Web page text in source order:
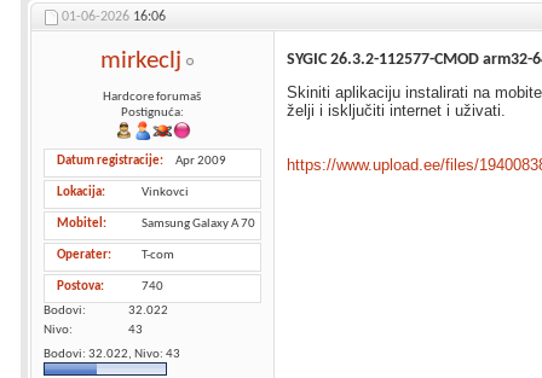
01-06-2026 16:06
mirkeclj
Hardcore forumaš
Postignuća:
Datum registracije Apr 2009
Lokacija Vinkovci
Mobitel Samsung Galaxy A 70
Operater T-com
Postova
740
Bodovi
32.022
Nivo
43
Bodovi: 32.022, Nivo: 43
SYGIC 26.3.2-112577-CMOD arm32-
Skiniti aplikaciju instalirati na
želji i isključiti internet i uživati.
https://www.upload.ee/files/